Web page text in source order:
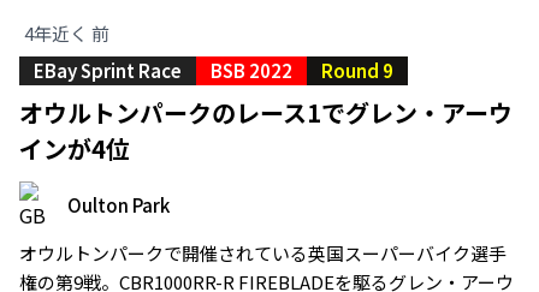
4年近く 前
EBay Sprint Race
BSB 2022 Round 9
オウルトンパークのレース1でグレン・アーウ
インが4位
Oulton Park
オウルトンパークで開催されている英国スーパーバイク選手
権の第9戦。CBR1000RR-R FIREBLADEを駆るグレン・アーウ